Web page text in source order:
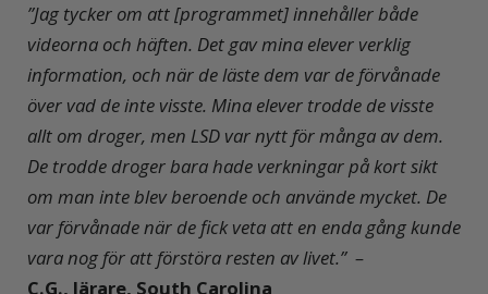
”Jag tycker om att [programmet] innehåller både
videorna och häften. Det gav mina elever verklig
information, och när de läste dem var de förvånade
över vad de inte visste. Mina elever trodde de visste
allt om droger, men LSD var nytt för många av dem.
De trodde droger bara hade verkningar på kort sikt
om man inte blev beroende och använde mycket. De
var förvånade när de fick veta att en enda gång kunde
vara nog för att förstöra resten av livet.” –
C.G., lärare, South Carolina